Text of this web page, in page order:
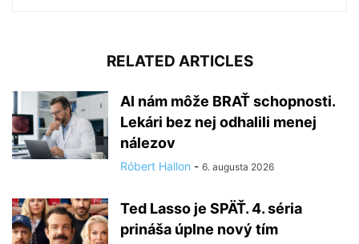
RELATED ARTICLES
AI nám môže BRAŤ schopnosti.
Lekári bez nej odhalili menej
nálezov
Róbert Hallon - 6. augusta 2026
Ted Lasso je SPÄŤ. 4. séria
prináša úplne nový tím